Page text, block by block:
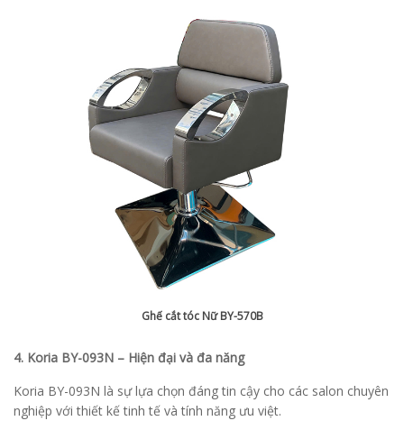
Ghế cắt tóc Nữ BY-570B
4. Koria BY-093N – Hiện đại và đa năng
Koria BY-093N là sự lựa chọn đáng tin cậy cho các salon chuyên
nghiệp với thiết kế tinh tế và tính năng ưu việt.